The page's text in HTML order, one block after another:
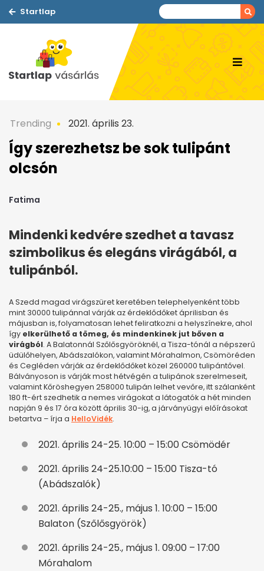
Startlap
Trending 2021. április 23.
Így szerezhetsz be sok tulipánt
olcsón
Fatima
Mindenki kedvére szedhet a tavasz
szimbolikus és elegáns virágából, a
tulipánból.
A Szedd magad virágszüret keretében telephelyenként több
mint 30000 tulipánnal várják az érdeklődőket áprilisban és
májusban is, folyamatosan lehet feliratkozni a helyszínekre, ahol
így elkerülhető a tömeg, és mindenkinek jut bőven a
virágból. A Balatonnál Szőlősgyöröknél, a Tisza-tónál a népszerű
üdülőhelyen, Abádszalókon, valamint Mórahalmon, Csömöréden
és Cegléden várják az érdeklődőket közel 260000 tulipántővel.
Bálványoson is várják most hétvégén a tulipánok szerelmeseit,
valamint Kőröshegyen 258000 tulipán lelhet vevőre, itt szálanként
180 ft-ért szedhetik a nemes virágokat a látogatók a hét minden
napján 9 és 17 óra között április 30-ig, a járványügyi előírásokat
betartva – írja a HelloVidék.
2021. április 24-25. 10:00 – 15:00 Csömödér
2021. április 24-25.10:00 – 15:00 Tisza-tó
(Abádszalók)
2021. április 24-25., május 1. 10:00 – 15:00
Balaton (Szőlősgyörök)
2021. április 24-25., május 1. 09:00 – 17:00
Mórahalom